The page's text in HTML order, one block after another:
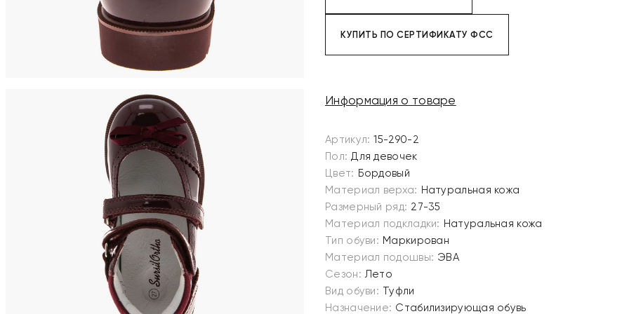
КУПИТЬ ПО СЕРТИФИКАТУ ФСС
Информация о товаре
Артикул: 15-290-2
Пол: Для девочек
Цвет: Бордовый
Материал верха: Натуральная кожа
Размерный ряд: 27-35
Материал подкладки: Натуральная кожа
Тип обуви: Маркирован
Материал подошвы: ЭВА
Сезон: Лето
Вид обуви: Туфли
Назначение: Стабилизирующая обувь